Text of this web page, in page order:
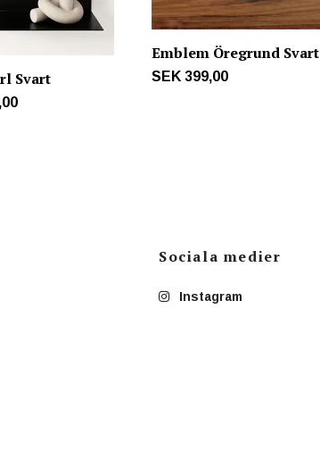
Svart
Emblem Öregrund Svart
SEK 399,00
Sociala medier
Instagram